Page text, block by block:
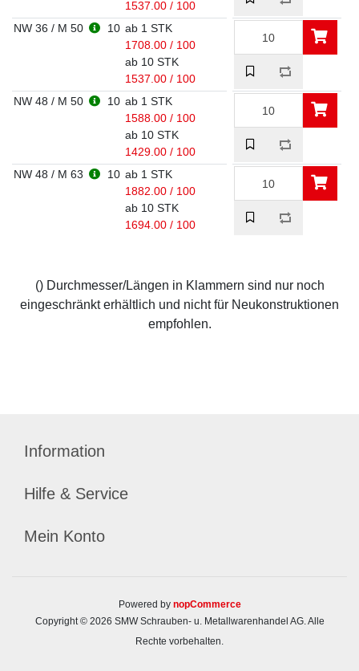
1537.00 / 100
NW 36 / M 50
10 ab 1 STK
1708.00 / 100
ab 10 STK
1537.00 / 100
NW 48 / M 50
10 ab 1 STK
1588.00 / 100
ab 10 STK
1429.00 / 100
NW 48 / M 63
10 ab 1 STK
1882.00 / 100
ab 10 STK
1694.00 / 100
() Durchmesser/Längen in Klammern sind nur noch
eingeschränkt erhältlich und nicht für Neukonstruktionen
empfohlen.
Information
Hilfe & Service
Mein Konto
Powered by nopCommerce
Copyright © 2026 SMW Schrauben- u. Metallwarenhandel AG. Alle
Rechte vorbehalten.